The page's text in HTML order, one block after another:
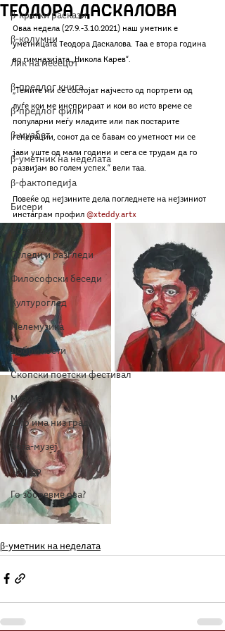
β-кратки раскази
β-колумни
Лик на месецот
β-предлог книга
β-предлог филм
β-муабет
β-уметник на неделата
β-фактопедија
Бисери
Воздишки
Огледи и разгледи
Философски беседи
Културоглед
Мелемузика
Добри гости
Скопски поетски фестивал
Музика
Што има низ град?
Бета-музеј
Тригер
Го зборевме ова?
Теодора Даскалова
Оваа недела (27.9.-3.10.2021) наш уметник е
уметницата Теодора Даскалова. Таа е втора година
во гимназијата „Никола Карев“.
„Темите ми се состојат најчесто од портрети од
луѓе кои ме инсприраат и кои во исто време се
популарни меѓу младите или пак постарите
генерации, сонот да се бавам со уметност ми се
јави уште од мали години и сега се трудам да го
развијам во голем успех.“ вели таа.
Повеќе од нејзините дела погледнете на нејзиниот
инстаграм профил @xteddy.artx
β-уметник на неделата